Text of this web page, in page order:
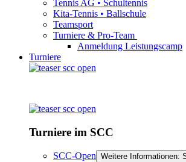
Tennis AG • Schultennis
Kita-Tennis • Ballschule
Teamsport
Turniere & Pro-Team
Anmeldung Leistungscamp
Turniere
Turniere im SCC
SCC-Open Weitere Informationen: